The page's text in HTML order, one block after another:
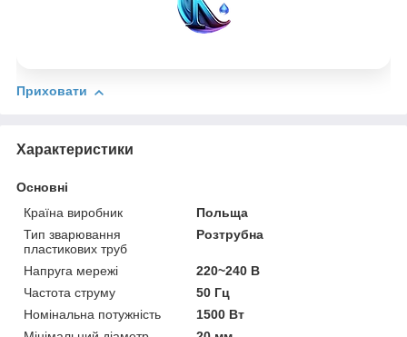
Приховати
Характеристики
Основні
Країна виробник
Польща
Тип зварювання
пластикових труб
Розтрубна
Напруга мережі
220~240 В
Частота струму
50 Гц
Номінальна потужність
1500 Вт